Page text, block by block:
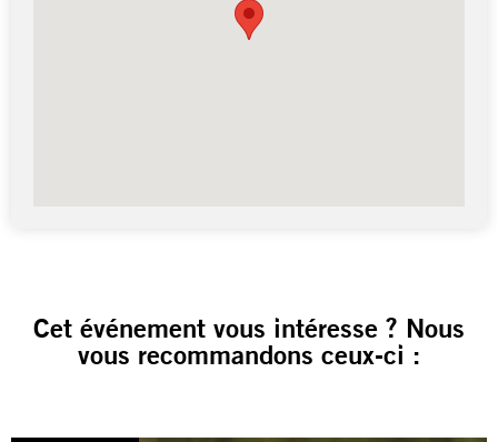
Cet événement vous intéresse ? Nous
vous recommandons ceux-ci :